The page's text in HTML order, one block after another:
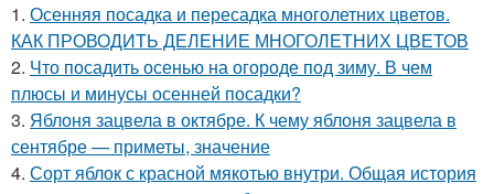
1. Осенняя посадка и пересадка многолетних цветов.
КАК ПРОВОДИТЬ ДЕЛЕНИЕ МНОГОЛЕТНИХ ЦВЕТОВ
2. Что посадить осенью на огороде под зиму. В чем
плюсы и минусы осенней посадки?
3. Яблоня зацвела в октябре. К чему яблоня зацвела в
сентябре — приметы, значение
4. Сорт яблок с красной мякотью внутри. Общая история